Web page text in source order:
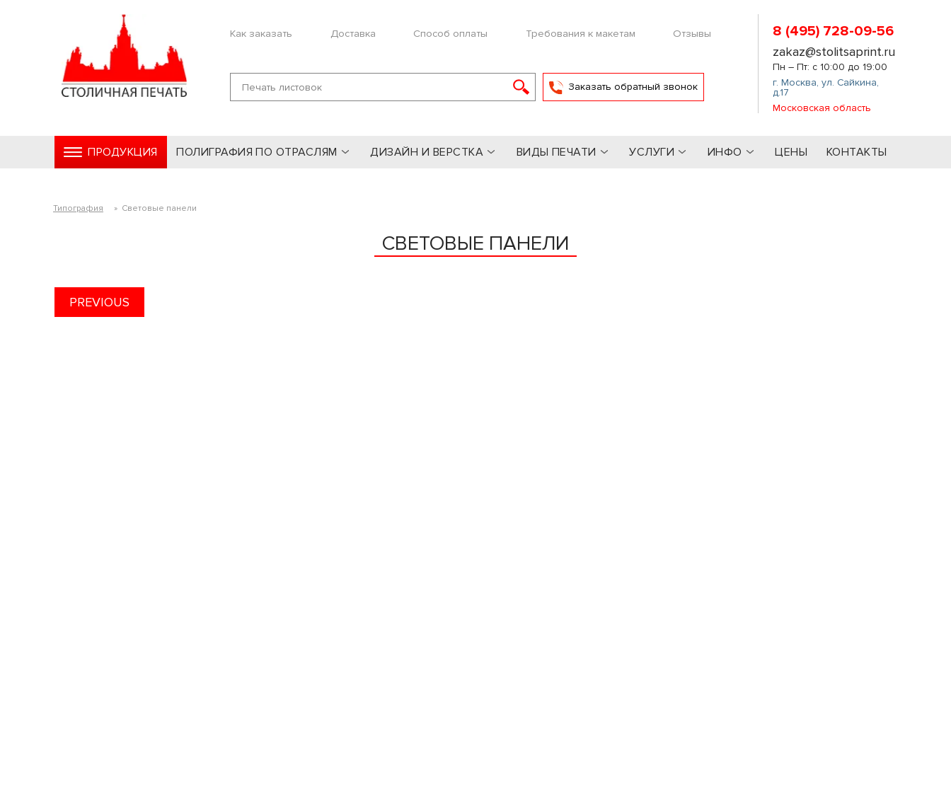
Как заказать Доставка Способ оплаты Требования к макетам Отзывы
Заказать обратный звонок
8 (495) 728-09-56
zakaz@stolitsaprint.ru
Пн – Пт: с 10:00 до 19:00
г. Москва,ул. Сайкина,
д.17
Московская область
ПРОДУКЦИЯ ПОЛИГРАФИЯ ПО ОТРАСЛЯМ ДИЗАЙН И ВЕРСТКА ВИДЫ ПЕЧАТИ УСЛУГИ ИНФО ЦЕНЫ КОНТАКТЫ
Типография » Световые панели
СВЕТОВЫЕ ПАНЕЛИ
PREVIOUS